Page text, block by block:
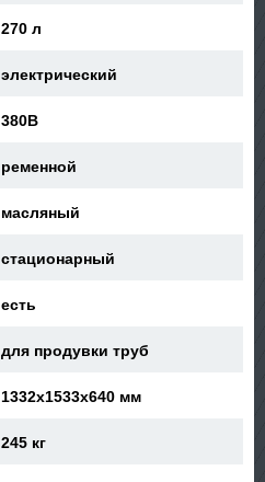
270 л
электрический
380В
ременной
масляный
стационарный
есть
для продувки труб
1332x1533x640 мм
245 кг